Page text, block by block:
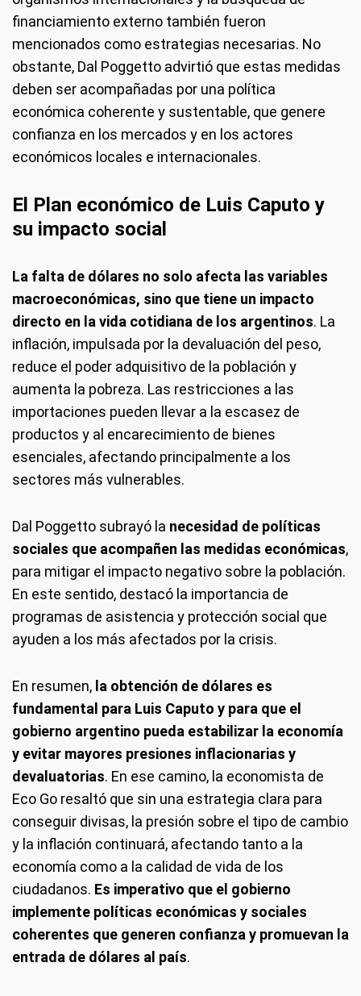
financiamiento externo también fueron
mencionados como estrategias necesarias. No
obstante, Dal Poggetto advirtió que estas medidas
deben ser acompañadas por una política
económica coherente y sustentable, que genere
confianza en los mercados y en los actores
económicos locales e internacionales.
El Plan económico de Luis Caputo y
su impacto social
La falta de dólares no solo afecta las variables
macroeconómicas, sino que tiene un impacto
directo en la vida cotidiana de los argentinos. La
inflación, impulsada por la devaluación del peso,
reduce el poder adquisitivo de la población y
aumenta la pobreza. Las restricciones a las
importaciones pueden llevar a la escasez de
productos y al encarecimiento de bienes
esenciales, afectando principalmente a los
sectores más vulnerables.
Dal Poggetto subrayó la necesidad de políticas
sociales que acompañen las medidas económicas,
para mitigar el impacto negativo sobre la población.
En este sentido, destacó la importancia de
programas de asistencia y protección social que
ayuden a los más afectados por la crisis.
En resumen, la obtención de dólares es
fundamental para Luis Caputo y para que el
gobierno argentino pueda estabilizar la economía
y evitar mayores presiones inflacionarias y
devaluatorias. En ese camino, la economista de
Eco Go resaltó que sin una estrategia clara para
conseguir divisas, la presión sobre el tipo de cambio
y la inflación continuará, afectando tanto a la
economía como a la calidad de vida de los
ciudadanos. Es imperativo que el gobierno
implemente políticas económicas y sociales
coherentes que generen confianza y promuevan la
entrada de dólares al país.